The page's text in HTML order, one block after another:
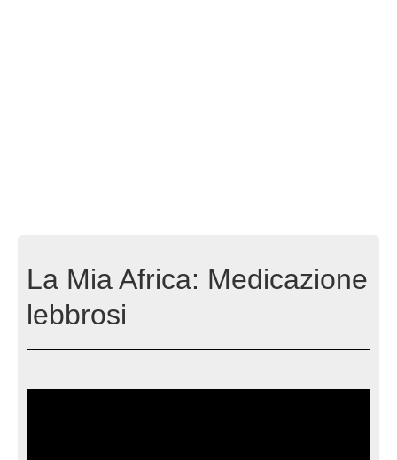
La Mia Africa: Medicazione
lebbrosi